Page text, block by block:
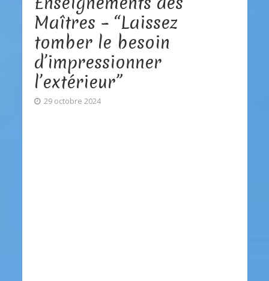
Maîtres – “Laissez
tomber le besoin
d’impressionner
l’extérieur”
29 octobre 2024